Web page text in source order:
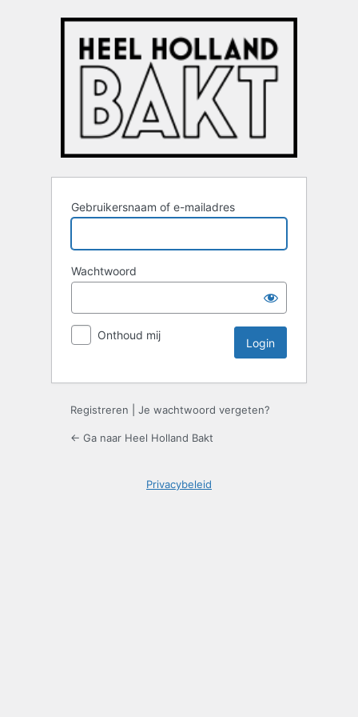
Gebruikersnaam of e-mailadres
Wachtwoord
Onthoud mij
Registreren Je wachtwoord vergeten?
← Ga naar Heel Holland Bakt
Privacybeleid